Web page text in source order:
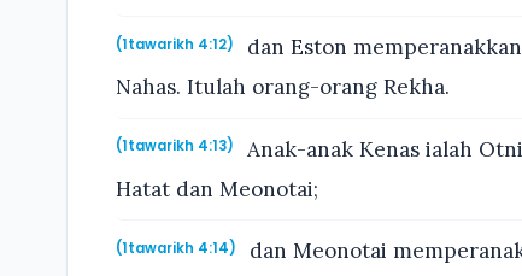
(1tawarikh 4:12)
dan Eston
Nahas. Itulah orang-orang Rekha.
(1tawarikh 4:13)
Anak-anak Kenas ialah
Hatat dan Meonotai;
(1tawarikh 4:14)
dan Meonotai